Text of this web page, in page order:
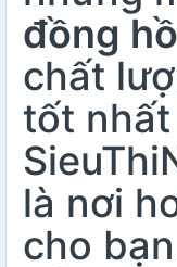
đồng
chất
tốt
là nơi
cho